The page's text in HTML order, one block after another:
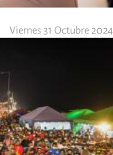
Viernes 31 Octubre 2024